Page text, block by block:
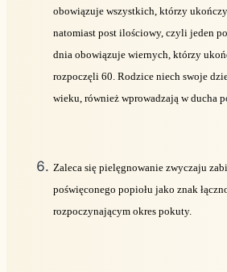
obowiązuje wszystkich, którzy
natomiast post ilościowy, czyli jeden
dnia obowiązuje wiernych, którzy
rozpoczęli 60. Rodzice niech swoje
wieku, również wprowadzają w ducha
Zaleca się pielęgnowanie zwyczaju
poświęconego popiołu jako znak
rozpoczynającym okres pokuty.